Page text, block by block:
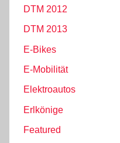
DTM 2012
DTM 2013
E-Bikes
E-Mobilität
Elektroautos
Erlkönige
Featured